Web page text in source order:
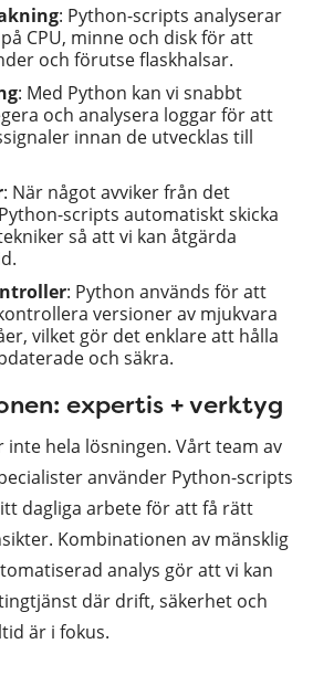
: Python-scripts analyserar
CPU, minne och disk för att
och förutse flaskhalsar.
: Med Python kan vi snabbt
och analysera loggar för att
innan de utvecklas till
: När något avviker från det
scripts automatiskt skicka
så att vi kan åtgärda
: Python används för att
versioner av mjukvara
vilket gör det enklare att hålla
och säkra.
expertis + verktyg
inte hela lösningen. Vårt team av
använder Python-scripts
dagliga arbete för att få rätt
Kombinationen av mänsklig
analys gör att vi kan
där drift, säkerhet och
är i fokus.